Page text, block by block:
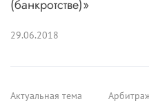
(банкротстве)»
29.06.2018
Актуальная тема